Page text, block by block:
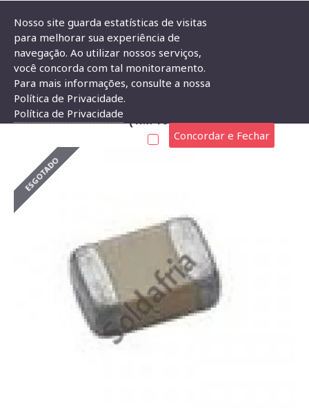
Capacitor Multicamadas SMD 0805 1uF X 25V (1M/105)
CAPACITOR MULTICAMADAS SMD 0805 1UF X 25V
(1M/105)
ESGOTADO
Nosso site guarda estatísticas de visitas
para melhorar sua experiência de
navegação. Ao utilizar nossos serviços,
você concorda com tal monitoramento.
Para mais informações, consulte a nossa
Política de Privacidade.
Política de Privacidade
Concordar e Fechar